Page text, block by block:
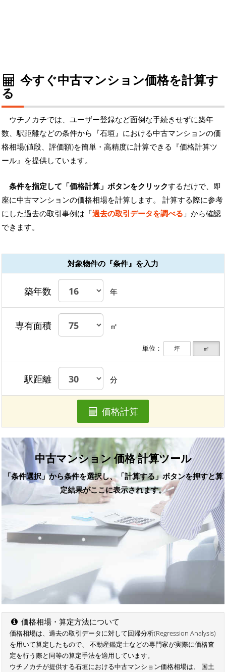
今すぐ中古マンション価格を計算す
る
ウチノカチでは、ユーザー登録など面倒な手続きせずに築年
数、駅距離などの条件から『石垣』における中古マンションの価
格相場(値段、評価額)を簡単・高精度に計算できる『価格計算ツ
ール』を提供しています。
条件を指定して「価格計算」ボタンをクリックするだけで、即
座に中古マンションの価格相場を計算します。 計算する際に参考
にした過去の取引事例は「過去の取引データを調べる 」から確認
できます。
対象物件の『条件』を入力
築年数 年
専有面積 ㎡
単位： 坪 ㎡
駅距離 分
価格計算
中古マンション 価格 計算ツール
「条件選択」から条件を選択し、「計算する」ボタンを押すと算
定結果がここに表示されます。
価格相場・算定方法について
価格相場は、過去の取引データに対して回帰分析(Regression Analysis)
を用いて算定したもので、 不動産鑑定士などの専門家が実際に価格査
定を行う際と同等の算定手法を適用しています。
ウチノカチが提供する石垣における中古マンション価格相場は、 国土